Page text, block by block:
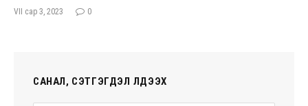
VII сар 3, 2023 0
САНАЛ, СЭТГЭГДЭЛ ҮЛДЭЭХ